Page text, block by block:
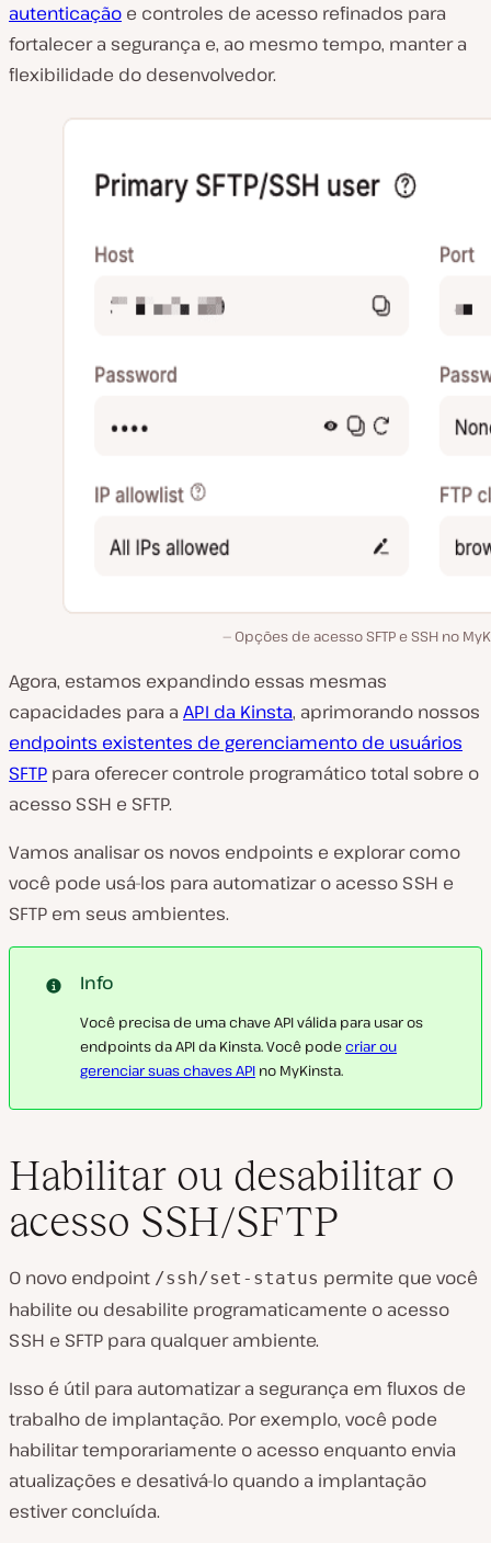
autenticação e controles de acesso refinados para
fortalecer a segurança e, ao mesmo tempo, manter a
flexibilidade do desenvolvedor.
Opções de acesso SFTP e SSH no
Agora, estamos expandindo essas mesmas
capacidades para a API da Kinsta, aprimorando nossos
endpoints existentes de gerenciamento de usuários
SFTP para oferecer controle programático total sobre o
acesso SSH e SFTP.
Vamos analisar os novos endpoints e explorar como
você pode usá-los para automatizar o acesso SSH e
SFTP em seus ambientes.
Info
Você precisa de uma chave API válida para usar os
endpoints da API da Kinsta. Você podecriar ou
gerenciar suas chaves API no MyKinsta.
Habilitar ou desabilitar o
acesso SSH/SFTP
O novo endpoint /ssh/set-status permite que você
habilite ou desabilite programaticamente o acesso
SSH e SFTP para qualquer ambiente.
Isso é útil para automatizar a segurança em fluxos de
trabalho de implantação. Por exemplo, você pode
habilitar temporariamente o acesso enquanto envia
atualizações e desativá-lo quando a implantação
estiver concluída.